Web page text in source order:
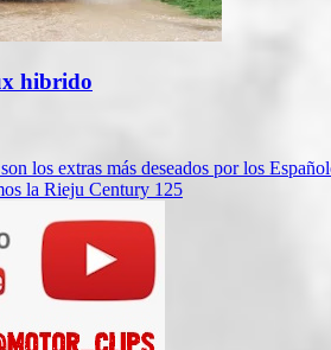
hibrido
los extras más deseados por los
la Rieju Century 125